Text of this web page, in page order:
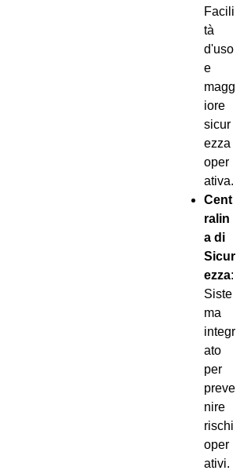
Facili
tà
d'uso
e
magg
iore
sicur
ezza
oper
ativa.
Cent
ralin
a di
Sicur
ezza:
Siste
ma
integr
ato
per
preve
nire
rischi
oper
ativi.